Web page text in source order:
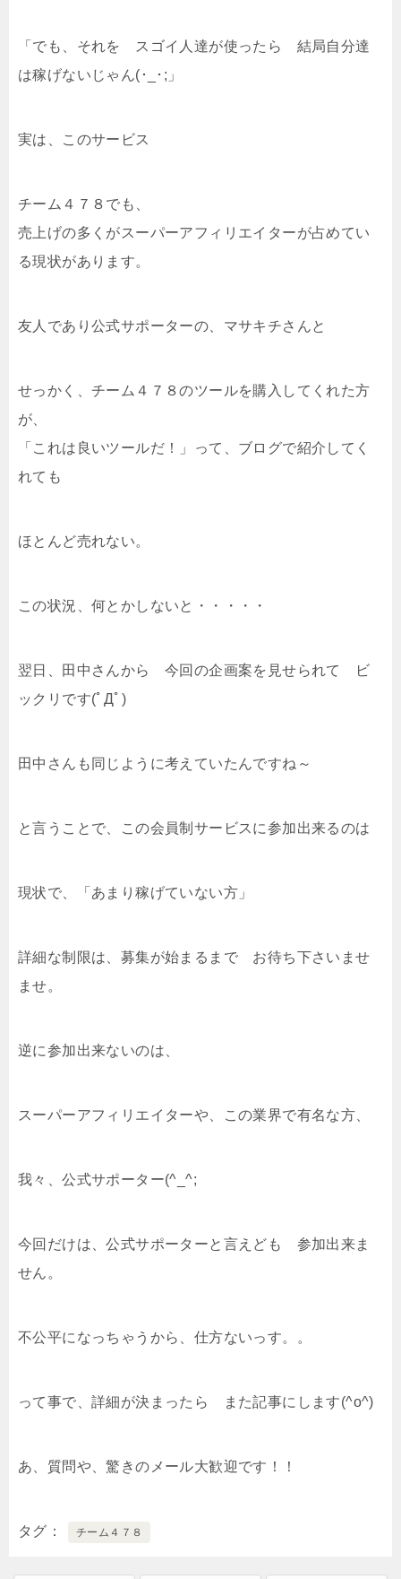
「でも、それを スゴイ人達が使ったら 結局自分達
は稼げないじゃん(･_･;」
実は、このサービス
チーム４７８でも、
売上げの多くがスーパーアフィリエイターが占めてい
る現状があります。
友人であり公式サポーターの、マサキチさんと
せっかく、チーム４７８のツールを購入してくれた方
が、
「これは良いツールだ！」って、ブログで紹介してく
れても
ほとんど売れない。
この状況、何とかしないと・・・・・
翌日、田中さんから 今回の企画案を見せられて ビ
ックリです(ﾟДﾟ)
田中さんも同じように考えていたんですね～
と言うことで、この会員制サービスに参加出来るのは
現状で、「あまり稼げていない方」
詳細な制限は、募集が始まるまで お待ち下さいませ
ませ。
逆に参加出来ないのは、
スーパーアフィリエイターや、この業界で有名な方、
我々、公式サポーター(^_^;
今回だけは、公式サポーターと言えども 参加出来ま
せん。
不公平になっちゃうから、仕方ないっす。。
って事で、詳細が決まったら また記事にします(^o^)
あ、質問や、驚きのメール大歓迎です！！
タグ チーム４７８